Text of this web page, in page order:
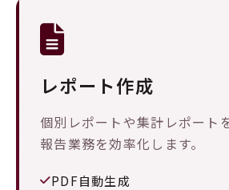
レポート作成
個別レポートや集計レポート
報告業務を効率化します。
PDF自動生成